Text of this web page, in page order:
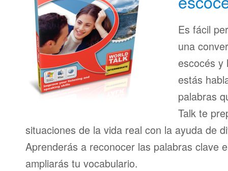
Es fácil
una
escocés y
estás
palabras
Talk te
situaciones de la vida real con la ayuda de
Aprenderás a reconocer las palabras clave
ampliarás tu vocabulario.